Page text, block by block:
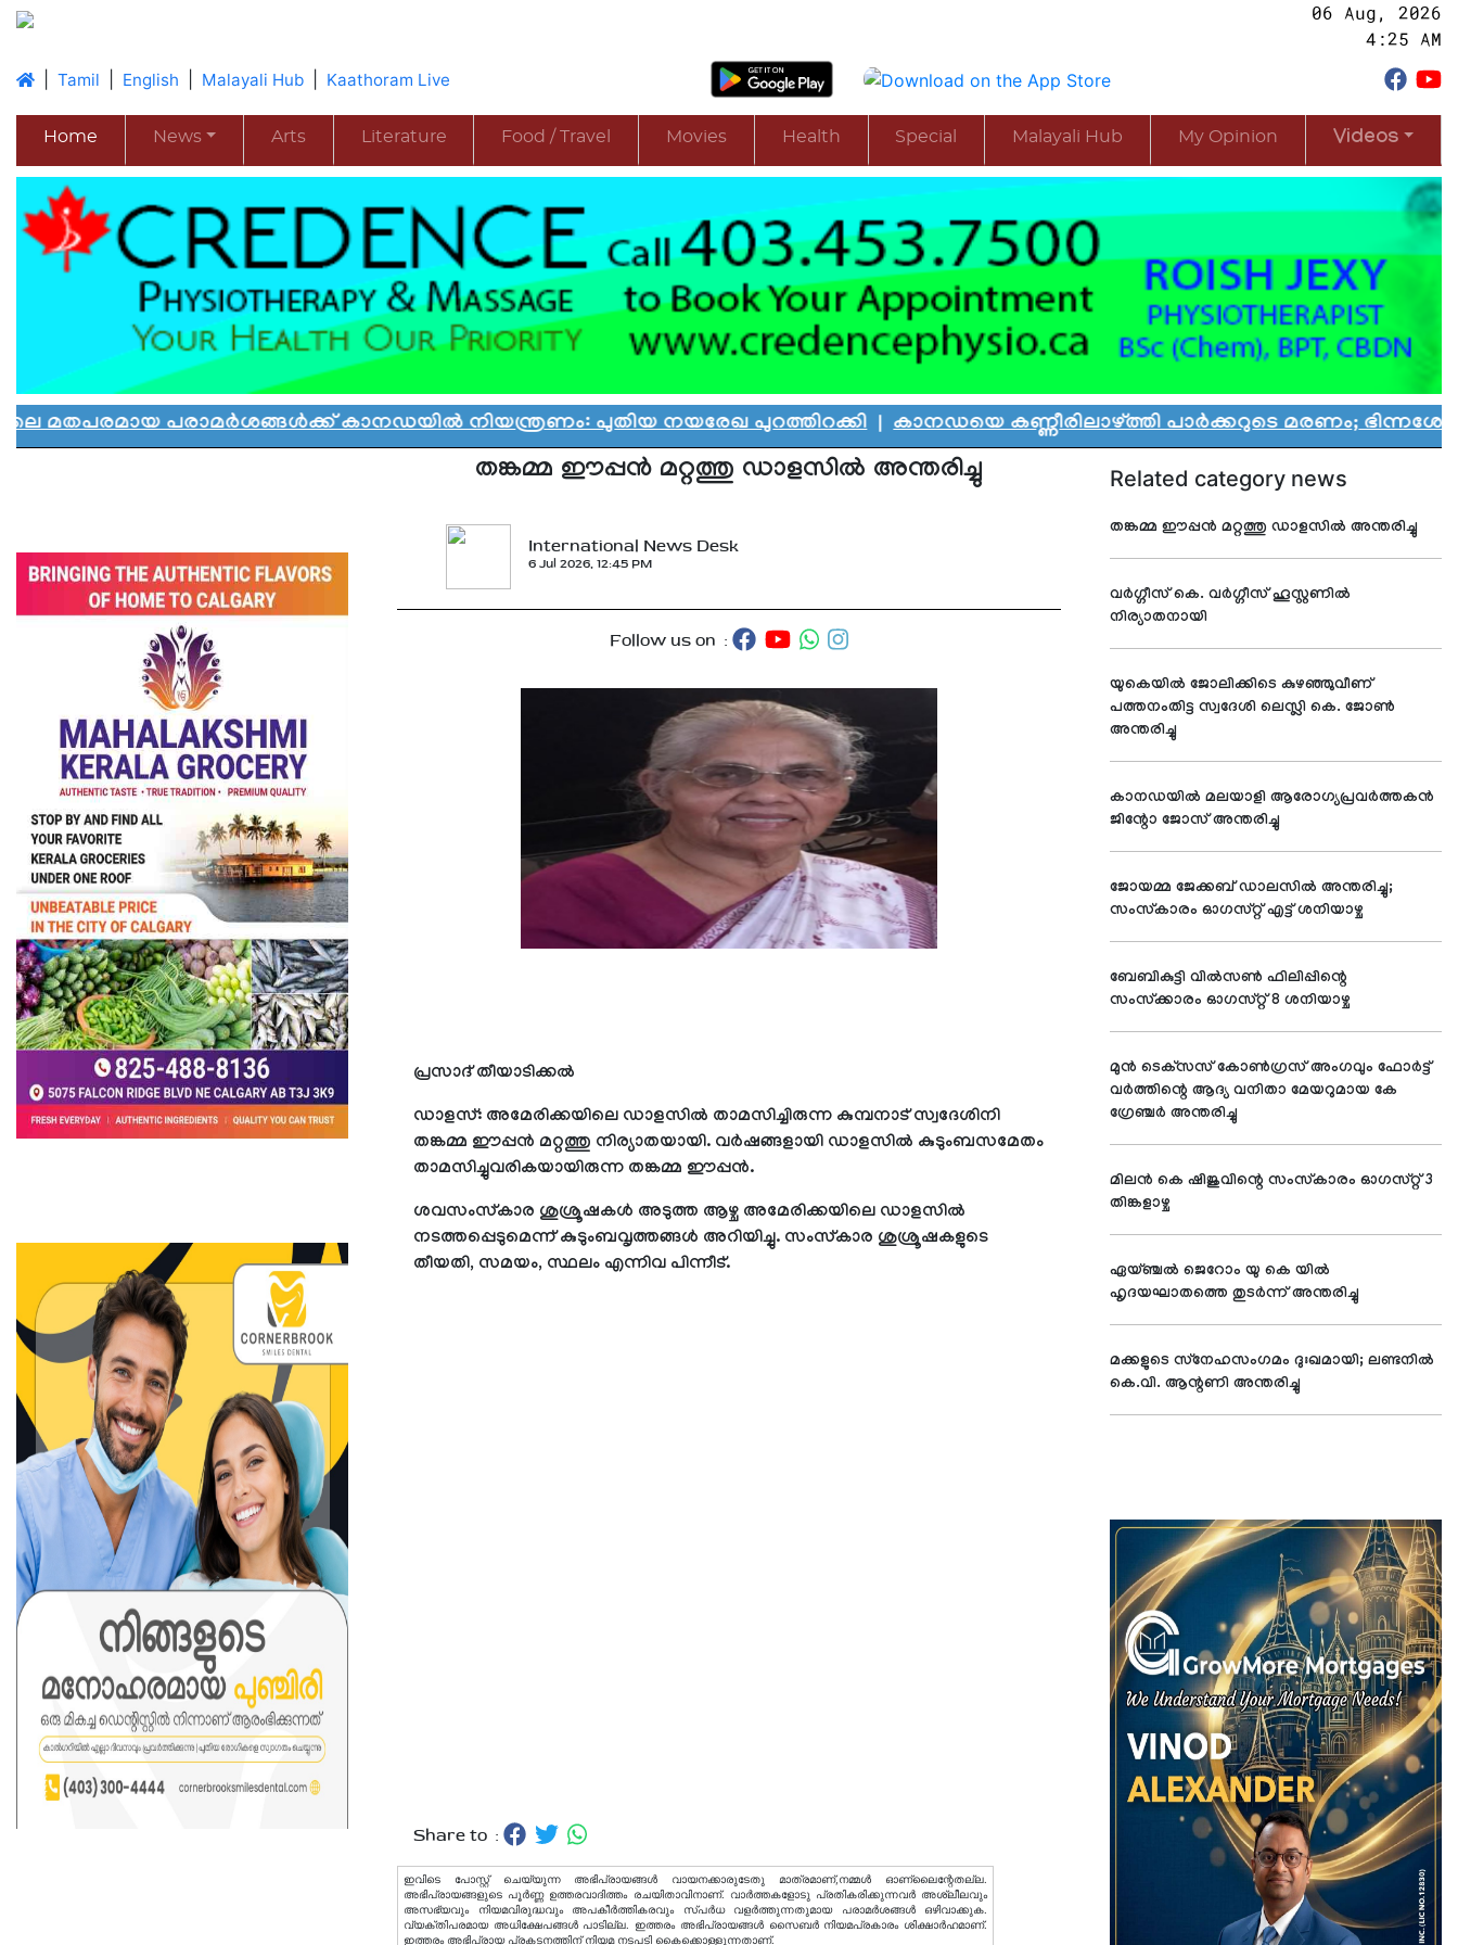
06 Aug, 2026
4:25 AM
|Tamil English Malayali Hub Kaathoram Live
Home News Arts Literature Food / Travel Movies Health Special Malayali Hub My Opinion Videos
പരാമർശങ്ങൾക്ക് കാനഡയിൽ നിയന്ത്രണം: പുതിയ നയരേഖ പുറത്തിറക്കി|കാനഡയെ കണ്ണീരിലാഴ്ത്തി പാർക്കറുടെ മരണം; ഭിന്നശേഷി
തങ്കമ്മ ഈപ്പന്‍ മറ്റത്തു ഡാളസില്‍ അന്തരിച്ചു
International News Desk
6 Jul 2026, 12:45 PM
Follow us on :
പ്രസാദ് തീയാടിക്കല്‍
ഡാളസ്: അമേരിക്കയിലെ ഡാളസില്‍ താമസിച്ചിരുന്ന കുമ്പനാട് സ്വദേശിനി
തങ്കമ്മ ഈപ്പന്‍ മറ്റത്തു നിര്യാതയായി. വര്‍ഷങ്ങളായി ഡാളസില്‍ കുടുംബസമേതം
താമസിച്ചുവരികയായിരുന്ന തങ്കമ്മ ഈപ്പന്‍.
ശവസംസ്‌കാര ശുശ്രൂഷകള്‍ അടുത്ത ആഴ്ച അമേരിക്കയിലെ ഡാളസില്‍
നടത്തപ്പെടുമെന്ന് കുടുംബവൃത്തങ്ങള്‍ അറിയിച്ചു. സംസ്‌കാര ശുശ്രൂഷകളുടെ
തീയതി, സമയം, സ്ഥലം എന്നിവ പിന്നീട്.
Share to :
ഇവിടെ പോസ്റ്റ് ചെയ്യുന്ന അഭിപ്രായങ്ങള്‍ വായനക്കാരുടേതു മാത്രമാണ്,നമ്മൾ ഓണ്ലൈന്റേതല്ല.
അഭിപ്രായങ്ങളുടെ പൂർണ്ണ ഉത്തരവാദിത്തം രചയിതാവിനാണ്. വാര്‍ത്തകളോടു പ്രതികരിക്കുന്നവര്‍ അശ്ലീലവും
അസഭ്യവും നിയമവിരുദ്ധവും അപകീര്‍ത്തികരവും സ്പര്‍ധ വളര്‍ത്തുന്നതുമായ പരാമര്‍ശങ്ങള്‍ ഒഴിവാക്കുക.
വ്യക്തിപരമായ അധിക്ഷേപങ്ങള്‍ പാടില്ല. ഇത്തരം അഭിപ്രായങ്ങള്‍ സൈബര്‍ നിയമപ്രകാരം ശിക്ഷാര്‍ഹമാണ്.
ഇത്തരം അഭിപ്രായ പ്രകടനത്തിന് നിയമ നടപടി കൈക്കൊള്ളുന്നതാണ്.
Related category news
തങ്കമ്മ ഈപ്പന്‍ മറ്റത്തു ഡാളസില്‍ അന്തരിച്ചു
വര്‍ഗ്ഗീസ് കെ. വര്‍ഗ്ഗീസ് ഹൂസ്റ്റണില്‍
നിര്യാതനായി
യുകെയില്‍ ജോലിക്കിടെ കുഴഞ്ഞുവീണ്
പത്തനംതിട്ട സ്വദേശി ലെസ്ലി കെ. ജോണ്‍
അന്തരിച്ചു
കാനഡയില്‍ മലയാളി ആരോഗ്യപ്രവര്‍ത്തകന്‍
ജിന്റോ ജോസ് അന്തരിച്ചു
ജോയമ്മ ജേക്കബ് ഡാലസില്‍ അന്തരിച്ചു;
സംസ്‌കാരം ഓഗസ്റ്റ് എട്ട് ശനിയാഴ്ച
ബേബികുട്ടി വില്‍സണ്‍ ഫിലിപ്പിന്റെ
സംസ്‌ക്കാരം ഓഗസ്റ്റ് 8 ശനിയാഴ്ച
മുന്‍ ടെക്‌സസ് കോണ്‍ഗ്രസ് അംഗവും ഫോര്‍ട്ട്
വര്‍ത്തിന്റെ ആദ്യ വനിതാ മേയറുമായ കേ
ഗ്രേഞ്ചര്‍ അന്തരിച്ചു
മിലന്‍ കെ ഷിജുവിന്റെ സംസ്‌കാരം ഓഗസ്റ്റ് 3
തിങ്കളാഴ്ച
ഏയ്ഞ്ചല്‍ ജെറോം യു കെ യില്‍
ഹൃദയഘാതത്തെ തുടര്‍ന്ന് അന്തരിച്ചു
മക്കളുടെ സ്‌നേഹസംഗമം ദുഃഖമായി; ലണ്ടനില്‍
കെ.വി. ആന്റണി അന്തരിച്ചു